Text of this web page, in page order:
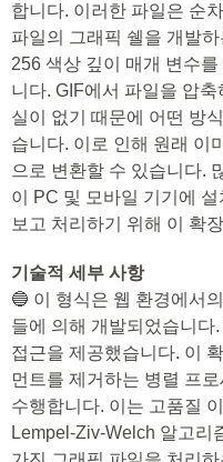
합니다. 이러한 파일은 순
파일의 그래픽 쉘을 개발
256 색상 깊이 매개 변수
니다. GIF에서 파일을 압
실이 없기 때문에 어떤 방
습니다. 이로 인해 원래 이
으로 변환할 수 있습니다.
이 PC 및 모바일 기기에
보고 처리하기 위해 이 확
기술적 세부 사항
🔵 이 형식은 웹 환경에서
들에 의해 개발되었습니다
접근을 제공했습니다. 이
먼트를 제거하는 병렬 프
수행합니다. 이는 고품질
Lempel-Ziv-Welch 알고리